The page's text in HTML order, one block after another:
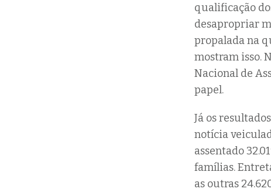
qualificação
desapropriar
propalada na
mostram isso.
Nacional de
papel.
Já os
notícia
assentado
famílias.
as outras